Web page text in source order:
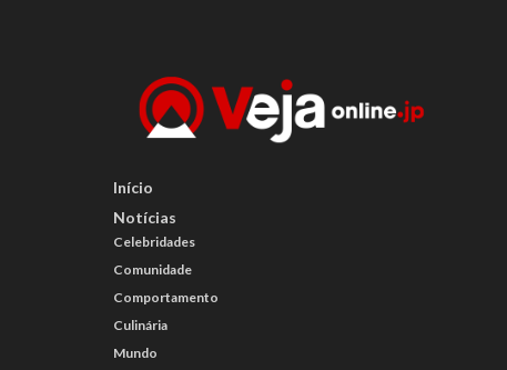
Início
Notícias
Celebridades
Comunidade
Comportamento
Culinária
Mundo